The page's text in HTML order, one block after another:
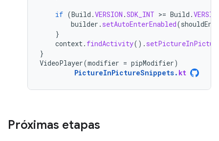
if (Build .VERSION .SDK_INT >= Build .
builder . setAutoEnterEnabled(
}
context. findActivity().
}
VideoPlayer(modifier = pipModifier)
PictureInPictureSnippets. kt
Próximas etapas